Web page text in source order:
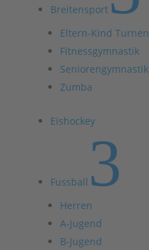
Breitensport
Eltern-Kind Turnen
Fitnessgymnastik
Seniorengymnastik
Zumba
Eishockey
Fussball 3
Herren
A-Jugend
B-Jugend